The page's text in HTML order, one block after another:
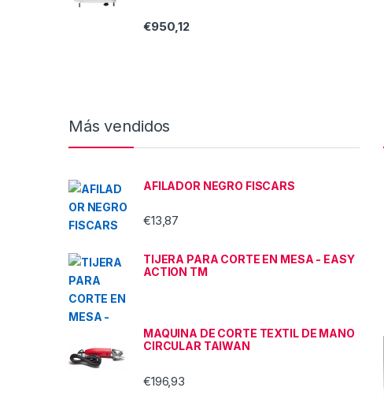
€950,12
Más vendidos
AFILADOR NEGRO FISCARS
€13,87
TIJERA PARA CORTE EN MESA - EASY
ACTION TM
MAQUINA DE CORTE TEXTIL DE MANO
CIRCULAR TAIWAN
€196,93